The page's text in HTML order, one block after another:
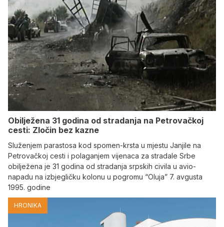
Obilježena 31 godina od stradanja na Petrovačkoj
cesti: Zločin bez kazne
Služenjem parastosa kod spomen-krsta u mjestu Janjile na
Petrovačkoj cesti i polaganjem vijenaca za stradale Srbe
obilježena je 31 godina od stradanja srpskih civila u avio-
napadu na izbjegličku kolonu u pogromu “Oluja” 7. avgusta
1995. godine
HRONIKA